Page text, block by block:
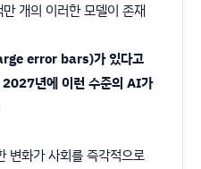
개의 이러한 모델이 존재
error bars)가 있다고
년에 이런 수준의 AI가
변화가 사회를 즉각적으로